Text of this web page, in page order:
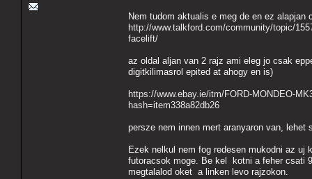
Nem tudom aktualis e meg de en ez alapjan
http://www.talkford.com/community/topic/
facelift/
az oldal aljan van 2 rajz ami eleg jo csak
digitkilimasrol epited at ahogy en is)
https://www.ebay.ie/itm/FORD-MONDEO-
hash=item338a82db26
persze nem innen mert aranyaron van,
Ezek nelkul nem fog redesen mukodni az
futoracsok moge. Be kel kotni a feher csati
megtalalod oket a linken levo rajzokon.